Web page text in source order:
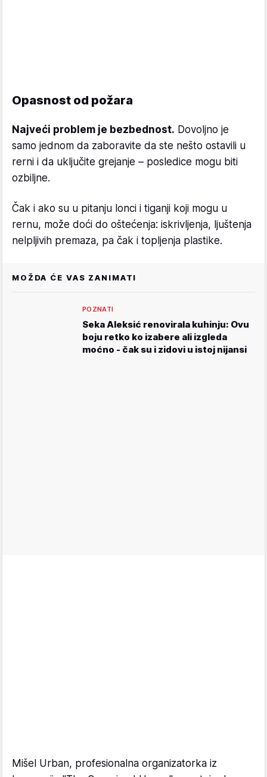
Opasnost od požara
Najveći problem je bezbednost. Dovoljno je
samo jednom da zaboravite da ste nešto ostavili u
rerni i da uključite grejanje – posledice mogu biti
ozbiljne.
Čak i ako su u pitanju lonci i tiganji koji mogu u
rernu, može doći do oštećenja: iskrivljenja, ljuštenja
nelpljivih premaza, pa čak i topljenja plastike.
MOŽDA ĆE VAS ZANIMATI
POZNATI
Seka Aleksić renovirala kuhinju: Ovu
boju retko ko izabere ali izgleda
moćno - čak su i zidovi u istoj nijansi
Mišel Urban, profesionalna organizatorka iz